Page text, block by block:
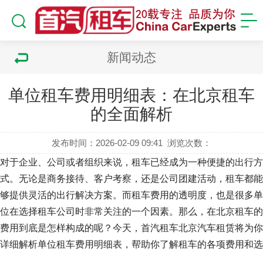
新闻动态
单位租车费用明细表：在北京租车
的全面解析
发布时间：2026-02-09 09:41 浏览次数：
对于企业、公司或者组织来说，租车已经成为一种便捷的出行方
式。无论是商务接待、客户考察，还是公司团建活动，租车都能
够提供灵活的出行解决方案。而租车费用的透明度，也是很多单
位在选择租车公司时非常关注的一个因素。那么，在北京租车的
费用到底是怎样构成的呢？今天，首汽租车北京汽车租赁将为你
详细解析单位租车费用明细表，帮助你了解租车的各项费用和选